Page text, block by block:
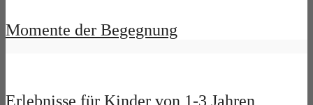
Momente der Begegnung
Erlebnisse für Kinder von 1-3 Jahren